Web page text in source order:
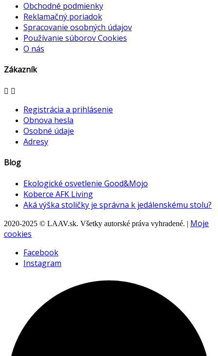
Obchodné podmienky
Reklamačný poriadok
Spracovanie osobných údajov
Používanie súborov Cookies
O nás
Zákazník
 
Registrácia a prihlásenie
Obnova hesla
Osobné údaje
Adresy
Blog
Ekologické osvetlenie Good&Mojo
Koberce AFK Living
Aká výška stoličky je správna k jedálenskému stolu?
2020-2025 © LAAV.sk. Všetky autorské práva vyhradené. | Moje
cookies
Facebook
Instagram